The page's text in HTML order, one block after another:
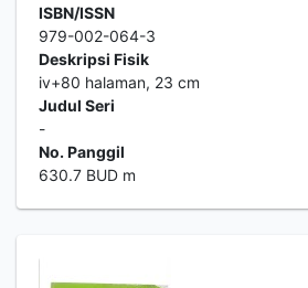
ISBN/ISSN
979-002-064-3
Deskripsi Fisik
iv+80 halaman, 23 cm
Judul Seri
-
No. Panggil
630.7 BUD m